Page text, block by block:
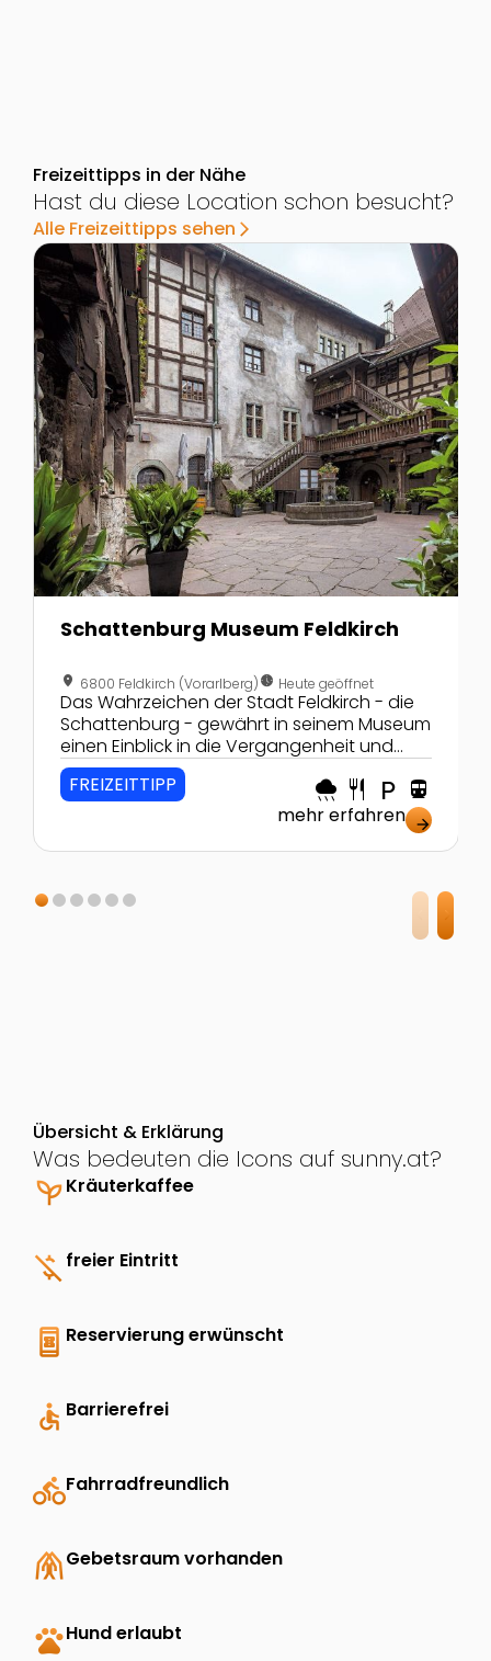
Freizeittipps in der Nähe
Hast du diese Location schon besucht?
Alle Freizeittipps sehen arrow_forward_ios
Zur Detailseite von Schattenburg Museum Feldkirch
Schattenburg Museum Feldkirch
location_on 6800 Feldkirch (Vorarlberg)nest_clock_farsight_analog Heute geöffnet
Das Wahrzeichen der Stadt Feldkirch - die
Schattenburg - gewährt in seinem Museum
einen Einblick in die Vergangenheit und
verzaubert die ganze Familie.
FREIZEITTIPP rainy restaurant local_parking directions_transit
mehr erfahren arrow_forward
Übersicht & Erklärung
Was bedeuten die Icons auf sunny.at?
psychiatryKräuterkaffee
money_off freier Eintritt
book_online Reservierung erwünscht
accessible Barrierefrei
directions_bikeFahrradfreundlich
folded_handsGebetsraum vorhanden
petsHund erlaubt